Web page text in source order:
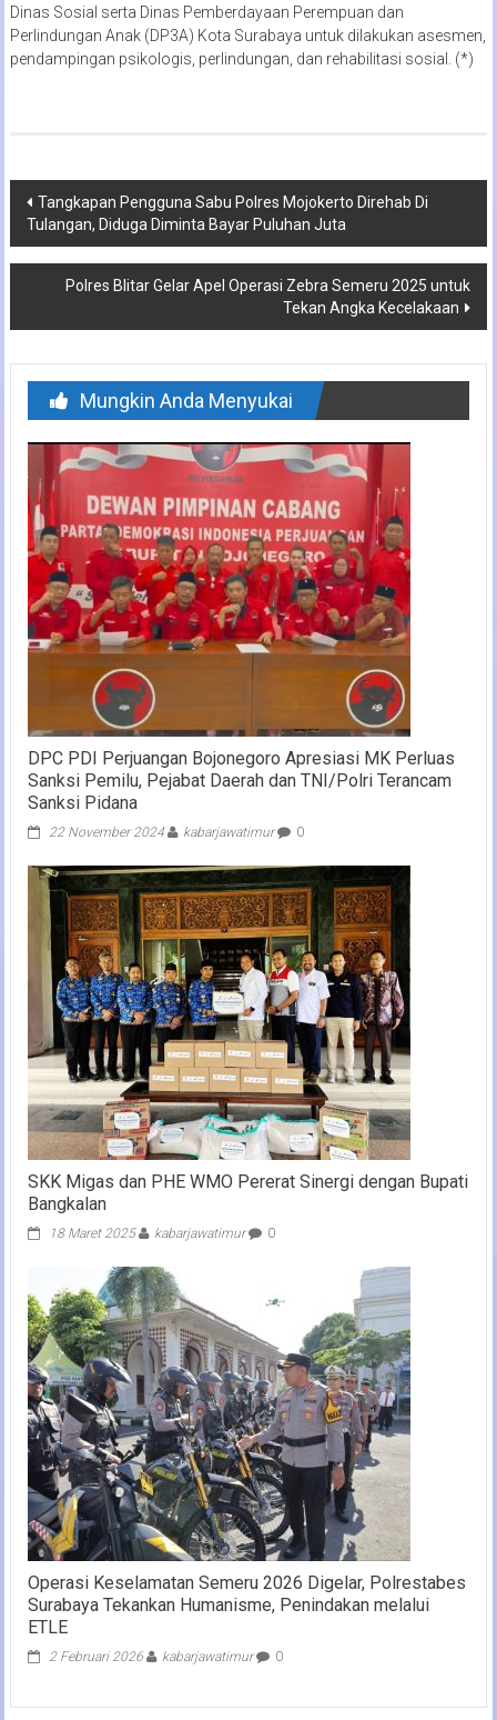
Dinas Sosial serta Dinas Pemberdayaan Perempuan dan
Perlindungan Anak (DP3A) Kota Surabaya untuk dilakukan asesmen,
pendampingan psikologis, perlindungan, dan rehabilitasi sosial. (*)
Navigasi
pos
Tangkapan Pengguna Sabu Polres Mojokerto Direhab Di
Tulangan, Diduga Diminta Bayar Puluhan Juta
Polres Blitar Gelar Apel Operasi Zebra Semeru 2025 untuk
Tekan Angka Kecelakaan
Mungkin Anda Menyukai
DPC PDI Perjuangan Bojonegoro Apresiasi MK Perluas
Sanksi Pemilu, Pejabat Daerah dan TNI/Polri Terancam
Sanksi Pidana
22 November 2024 kabarjawatimur 0
SKK Migas dan PHE WMO Pererat Sinergi dengan Bupati
Bangkalan
18 Maret 2025 kabarjawatimur 0
Operasi Keselamatan Semeru 2026 Digelar, Polrestabes
Surabaya Tekankan Humanisme, Penindakan melalui
ETLE
2 Februari 2026 kabarjawatimur 0